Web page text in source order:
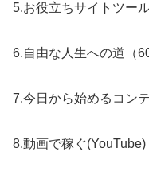
5.お役立ちサイトツー
6.自由な人生への道（
7.今日から始めるコン
8.動画で稼ぐ(YouTube)